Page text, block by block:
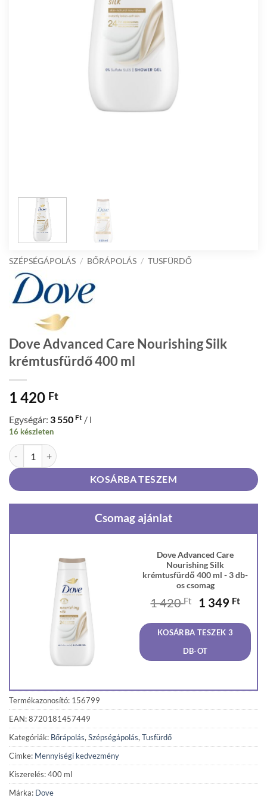
SZÉPSÉGÁPOLÁS / BŐRÁPOLÁS / TUSFÜRDŐ
Dove Advanced Care Nourishing Silk
krémtusfürdő 400 ml
1 420 Ft
Egységár: 3 550 Ft / l
16 készleten
Dove Advanced Care Nourishing Silk krémtusfürdő 400 ml mennyiség
KOSÁRBA TESZEM
Csomag ajánlat
Dove Advanced Care
Nourishing Silk
krémtusfürdő 400 ml - 3 db-
os csomag
1 420Ft
Original
was:
1
420 Ft.
1 349 Ft
is:
349
KOSÁRBA TESZEK 3
DB-OT
Termékazonosító: 156799
EAN: 8720181457449
Kategóriák: Bőrápolás, Szépségápolás, Tusfürdő
Címke: Mennyiségi kedvezmény
Kiszerelés: 400 ml
Márka: Dove